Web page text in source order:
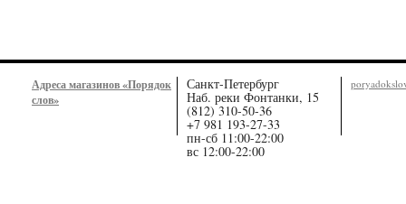
Адреса магазинов «Порядок
слов»
Санкт-Петербург
Наб. реки Фонтанки, 15
(812) 310-50-36
+7 981 193-27-33
пн-сб 11:00-22:00
вс 12:00-22:00